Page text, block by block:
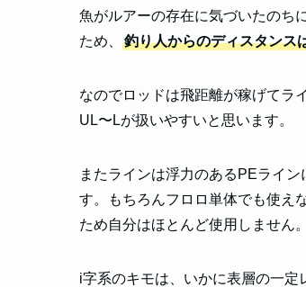
魚がルアーの存在に気づいたのち
ため、
釣り人からのディスタンス
なのでロッドは飛距離が稼げてラ
UL〜Lが扱いやすいと思います。
またラインは浮力のあるPEライン
す。もちろんフロロ単体でも使え
ため自分はほとんど使用しません。
i字系のキモは、いかに表層の一